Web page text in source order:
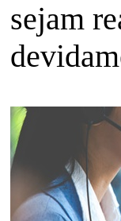
sejam